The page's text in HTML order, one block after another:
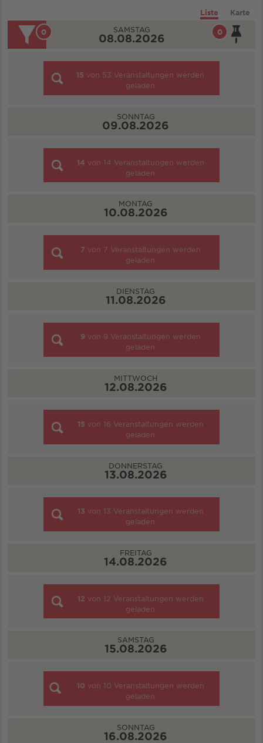
Liste Karte
0
0 SAMSTAG
08.08.2026
15 von 53 Veranstaltungen werden
geladen
SONNTAG
09.08.2026
14 von 14 Veranstaltungen werden
geladen
MONTAG
10.08.2026
7 von 7 Veranstaltungen werden
geladen
DIENSTAG
11.08.2026
9 von 9 Veranstaltungen werden
geladen
MITTWOCH
12.08.2026
15 von 16 Veranstaltungen werden
geladen
DONNERSTAG
13.08.2026
13 von 13 Veranstaltungen werden
geladen
FREITAG
14.08.2026
12 von 12 Veranstaltungen werden
geladen
SAMSTAG
15.08.2026
10 von 10 Veranstaltungen werden
geladen
SONNTAG
16.08.2026